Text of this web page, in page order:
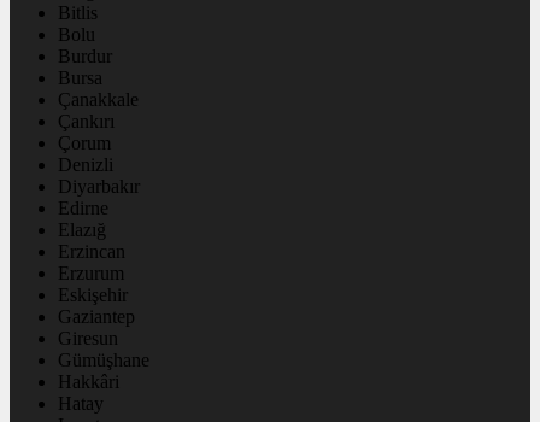
Bitlis
Bolu
Burdur
Bursa
Çanakkale
Çankırı
Çorum
Denizli
Diyarbakır
Edirne
Elazığ
Erzincan
Erzurum
Eskişehir
Gaziantep
Giresun
Gümüşhane
Hakkâri
Hatay